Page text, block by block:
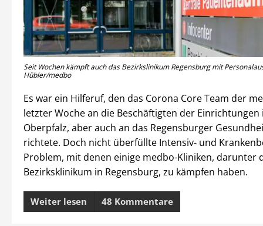
Seit Wochen kämpft auch das Bezirkslinikum Regensburg mit
Hübler/medbo
Es war ein Hilferuf, den das Corona Core Team der
letzter Woche an die Beschäftigten der Einrichtungen
Oberpfalz, aber auch an das Regensburger
richtete. Doch nicht überfüllte Intensiv- und
Problem, mit denen einige medbo-Kliniken, darunter
Bezirksklinikum in Regensburg, zu kämpfen haben.
Weiter lesen 48 Kommentare